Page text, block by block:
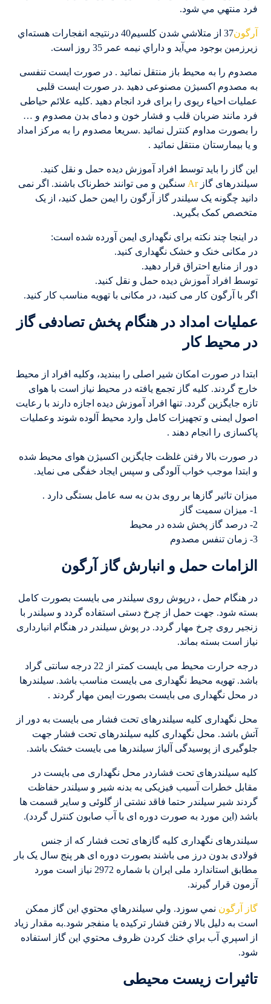
فرد منتهي مي شود.
آرگون
37 از متلاشي شدن كلسيم40 درنتيجه انفجارات هسته‌اي
زيرزمين بوجود مي‌آيد و داراي نيمه عمر 35 روز است.
مصدوم را به محیط باز منتقل نمائید . در صورت ایست تنفسی
به مصدوم اکسیژن مصنوعی دهید .در صورت ایست قلبی
عملیات احیاء ریوی را برای فرد انجام دهید .کلیه علائم حیاطی
فرد مانند ضربان قلب و فشار خون و دمای بدن مصدوم و …
را بصورت مداوم کنترل نمائید .سریعا مصدوم را به مرکز امداد
و یا بیمارستان منتقل نمائید .
این گاز را باید توسط افراد آموزش دیده حمل و نقل کنید.
سیلندرهای گازAr سنگین و می توانند خطرناک باشند. اگر نمی
دانید چگونه یک سیلندر گاز آرگون را ایمن حمل کنید، از یک
متخصص کمک بگیرید.
در اینجا چند نکته برای نگهداری ایمن آورده شده است:
در مکانی خنک و خشک نگهداری کنید.
دور از منابع احتراق قرار دهید.
توسط افراد آموزش دیده حمل و نقل کنید.
اگر با آرگون کار می کنید، در مکانی با تهویه مناسب کار کنید.
عملیات امداد در هنگام پخش تصادفی گاز
در محیط کار
ابتدا در صورت امکان شیر اصلی را ببندید، وکلیه افراد از محیط
خارج گردند. کلیه گاز تجمع یافته در محیط نیاز است با هوای
تازه جایگزین گردد. تنها افراد آموزش دیده اجازه دارند با رعایت
اصول ایمنی و تجهیزات کامل وارد محیط آلوده شوند وعملیات
پاکسازی را انجام دهند .
در صورت بالا رفتن غلظت جایگزین اکسیژن هوای محیط شده
و ابتدا موجب خواب آلودگی و سپس ایجاد خفگی می نماید.
میزان تاثیر گازها بر روی بدن به سه عامل بستگی دارد .
1- میزان سمیت گاز
2- درصد گاز پخش شده در محیط
3- زمان تنفس مصدوم
الزامات حمل و انبارش گاز آرگون
در هنگام حمل ، درپوش روی سیلندر می بایست بصورت کامل
بسته شود. جهت حمل از چرخ دستی استفاده گردد و سیلندر با
زنجیر روی چرخ مهار گردد. در پوش سیلندر در هنگام انبارداری
نیاز است بسته بماند.
درجه حرارت محیط می بایست کمتر از 22 درجه سانتی گراد
باشد. تهویه محیط نگهداری می بایست مناسب باشد. سیلندرها
در محل نگهداری می بایست بصورت ایمن مهار گردند .
محل نگهداری کلیه سیلندرهای تحت فشار می بایست به دور از
آتش باشد. محل نگهداری کلیه سیلندرهای تحت فشار جهت
جلوگیری از پوسیدگی آلیاژ سیلندرها می بایست خشک باشد.
کلیه سیلندرهای تحت فشاردر محل نگهداری می بایست در
مقابل خطرات آسیب فیزیکی به بدنه شیر و سیلندر حفاظت
گردند شیر سیلندر حتما فاقد نشتی از گلوئی و سایر قسمت ها
باشد (این مورد به صورت دوره ای با آب صابون کنترل گردد).
سیلندرهای نگهداری کلیه گازهای تحت فشار که از جنس
فولادی بدون درز می باشند بصورت دوره ای هر پنج سال یک بار
مطابق استاندارد ملی ایران با شماره 2972 نیاز است مورد
آزمون قرار گیرند.
گاز آرگون نمي سوزد. ولي سيلندرهاي محتوي اين گاز ممكن
است به دلیل بالا رفتن فشار تركيده يا منفجر شود.به مقدار زياد
از اسپري آب براي خنك كردن ظروف محتوي اين گاز استفاده
شود.
تاثیرات زیست محیطی